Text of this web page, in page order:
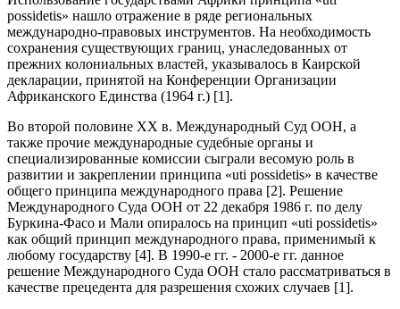
possidetis» нашло отражение в ряде региональных
международно-правовых инструментов. На необходимость
сохранения существующих границ, унаследованных от
прежних колониальных властей, указывалось в Каирской
декларации, принятой на Конференции Организации
Африканского Единства (1964 г.) [1].
Во второй половине XX в. Международный Суд ООН, а
также прочие международные судебные органы и
специализированные комиссии сыграли весомую роль в
развитии и закреплении принципа «uti possidetis» в качестве
общего принципа международного права [2]. Решение
Международного Суда ООН от 22 декабря 1986 г. по делу
Буркина-Фасо и Мали опиралось на принцип «uti possidetis»
как общий принцип международного права, применимый к
любому государству [4]. В 1990-е гг. - 2000-е гг. данное
решение Международного Суда ООН стало рассматриваться в
качестве прецедента для разрешения схожих случаев [1].